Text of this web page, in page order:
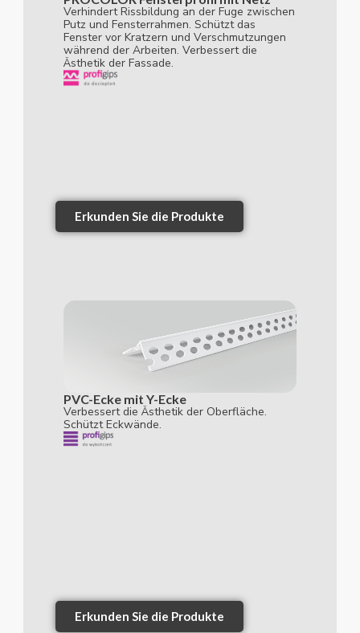
Verhindert Rissbildung an der Fuge zwischen
Putz und Fensterrahmen. Schützt das
Fenster vor Kratzern und Verschmutzungen
während der Arbeiten. Verbessert die
Ästhetik der Fassade.
Erkunden Sie die Produkte
PVC-Ecke mit Y-Ecke
Verbessert die Ästhetik der Oberfläche.
Schützt Eckwände.
Erkunden Sie die Produkte